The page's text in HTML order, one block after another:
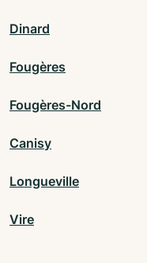
Dinard
Fougères
Fougères-Nord
Canisy
Longueville
Vire